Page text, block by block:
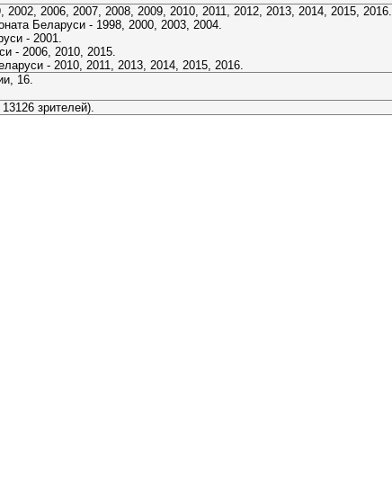
2002, 2006, 2007, 2008, 2009, 2010, 2011, 2012, 2013, 2014, 2015, 2016.
Беларуси - 1998, 2000, 2003, 2004.
- 2001.
- 2006, 2010, 2015.
- 2010, 2011, 2013, 2014, 2015, 2016.
16.
зрителей).